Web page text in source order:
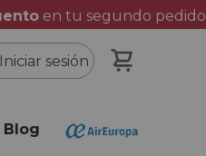
en tu segundo pedido
Iniciar sesión
Blog